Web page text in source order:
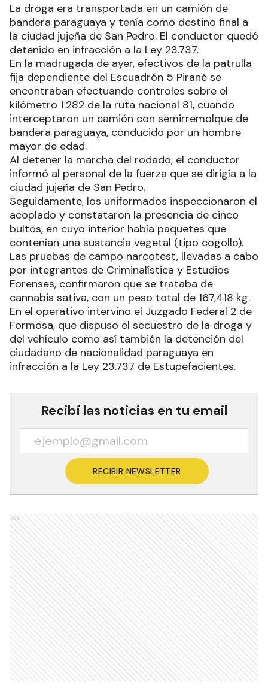
La droga era transportada en un camión de
bandera paraguaya y tenía como destino final a
la ciudad jujeña de San Pedro. El conductor quedó
detenido en infracción a la Ley 23.737.
En la madrugada de ayer, efectivos de la patrulla
fija dependiente del Escuadrón 5 Pirané se
encontraban efectuando controles sobre el
kilómetro 1.282 de la ruta nacional 81, cuando
interceptaron un camión con semirremolque de
bandera paraguaya, conducido por un hombre
mayor de edad.
Al detener la marcha del rodado, el conductor
informó al personal de la fuerza que se dirigía a la
ciudad jujeña de San Pedro.
Seguidamente, los uniformados inspeccionaron el
acoplado y constataron la presencia de cinco
bultos, en cuyo interior había paquetes que
contenían una sustancia vegetal (tipo cogollo).
Las pruebas de campo narcotest, llevadas a cabo
por integrantes de Criminalística y Estudios
Forenses, confirmaron que se trataba de
cannabis sativa, con un peso total de 167,418 kg.
En el operativo intervino el Juzgado Federal 2 de
Formosa, que dispuso el secuestro de la droga y
del vehículo como así también la detención del
ciudadano de nacionalidad paraguaya en
infracción a la Ley 23.737 de Estupefacientes.
Recibí las noticias en tu email
RECIBIR NEWSLETTER
Ads